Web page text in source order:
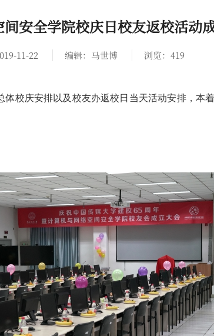
安全学院校庆日校友返校活动
11-22 编辑：马世博 浏览： 419
校庆安排以及校友办返校日当天活动安排，本